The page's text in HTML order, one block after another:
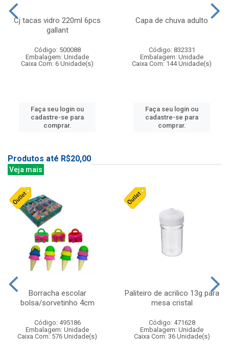
Cj tacas vidro 220ml 6pcs
gallant
Código: 500088
Embalagem: Unidade
Caixa Com: 6 Unidade(s)
Faça seu login ou
cadastre-se para
comprar.
Capa de chuva adulto
Código: 832331
Embalagem: Unidade
Caixa Com: 144 Unidade(s)
Faça seu login ou
cadastre-se para
comprar.
Produtos até R$20,00
Veja mais
Borracha escolar
bolsa/sorvetinho 4cm
Código: 495186
Embalagem: Unidade
Caixa Com: 576 Unidade(s)
Paliteiro de acrilico 13g para
mesa cristal
Código: 471628
Embalagem: Unidade
Caixa Com: 36 Unidade(s)